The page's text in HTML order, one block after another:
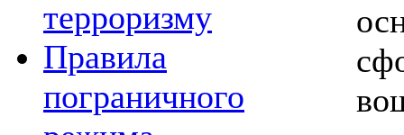
терроризму
Правила
пограничного